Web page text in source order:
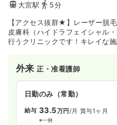
大宮駅
5分
【アクセス抜群★】レーザー脱
皮膚科（ハイドラフェイシャル
行うクリニックです！キレイな
外来正・准看護師
日勤のみ（常勤）
給与 33.5万円/月 賞与1ヶ月
※一例